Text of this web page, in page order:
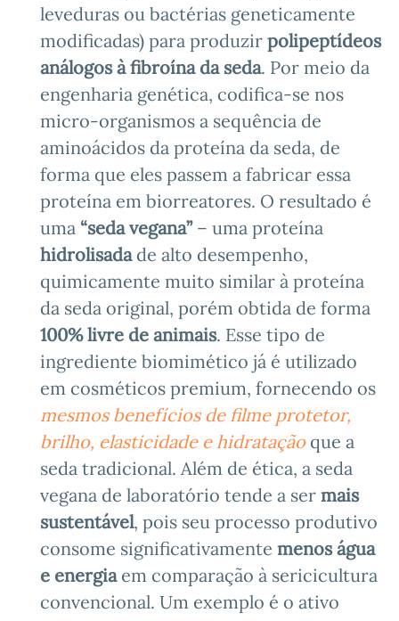
leveduras ou bactérias geneticamente
modificadas) para produzir polipeptídeos
análogos à fibroína da seda. Por meio da
engenharia genética, codifica-se nos
micro-organismos a sequência de
aminoácidos da proteína da seda, de
forma que eles passem a fabricar essa
proteína em biorreatores. O resultado é
uma “seda vegana”– uma proteína
hidrolisadade alto desempenho,
quimicamente muito similar à proteína
da seda original, porém obtida de forma
100% livre de animais. Esse tipo de
ingrediente biomimético já é utilizado
em cosméticos premium, fornecendo os
mesmos benefícios de filme protetor,
brilho, elasticidade e hidrataçãoque a
seda tradicional. Além de ética, a seda
vegana de laboratório tende a ser mais
sustentável, pois seu processo produtivo
consome significativamente menos água
e energiaem comparação à sericicultura
convencional. Um exemplo é o ativo